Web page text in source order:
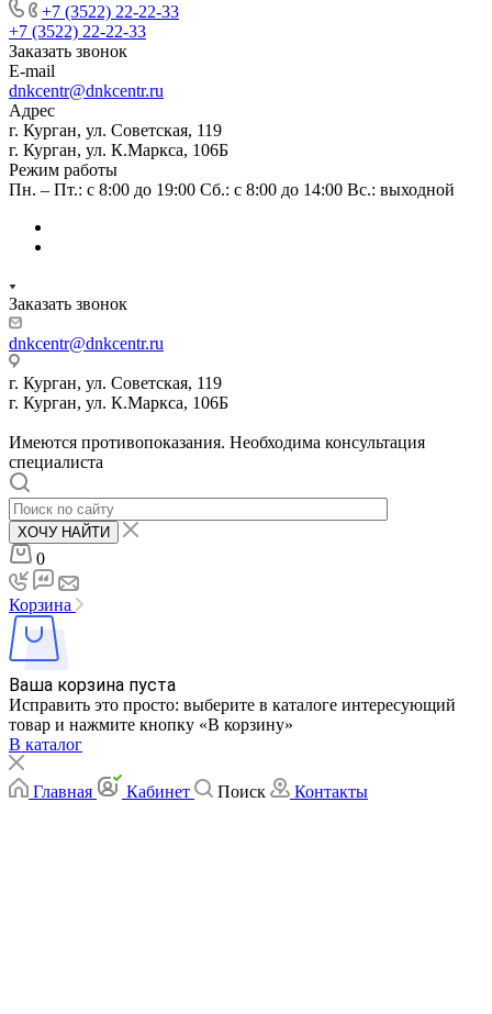
+7 (3522) 22-22-33
+7 (3522) 22-22-33
Заказать звонок
E-mail
dnkcentr@dnkcentr.ru
Адрес
г. Курган, ул. Советская, 119
г. Курган, ул. К.Маркса, 106Б
Режим работы
Пн. – Пт.: с 8:00 до 19:00 Сб.: с 8:00 до 14:00 Вс.: выходной
Заказать звонок
dnkcentr@dnkcentr.ru
г. Курган, ул. Советская, 119
г. Курган, ул. К.Маркса, 106Б
Имеются противопоказания. Необходима консультация
специалиста
ХОЧУ НАЙТИ
0
Корзина
Ваша корзина пуста
Исправить это просто: выберите в каталоге интересующий
товар и нажмите кнопку «В корзину»
В каталог
Главная Кабинет Поиск Контакты